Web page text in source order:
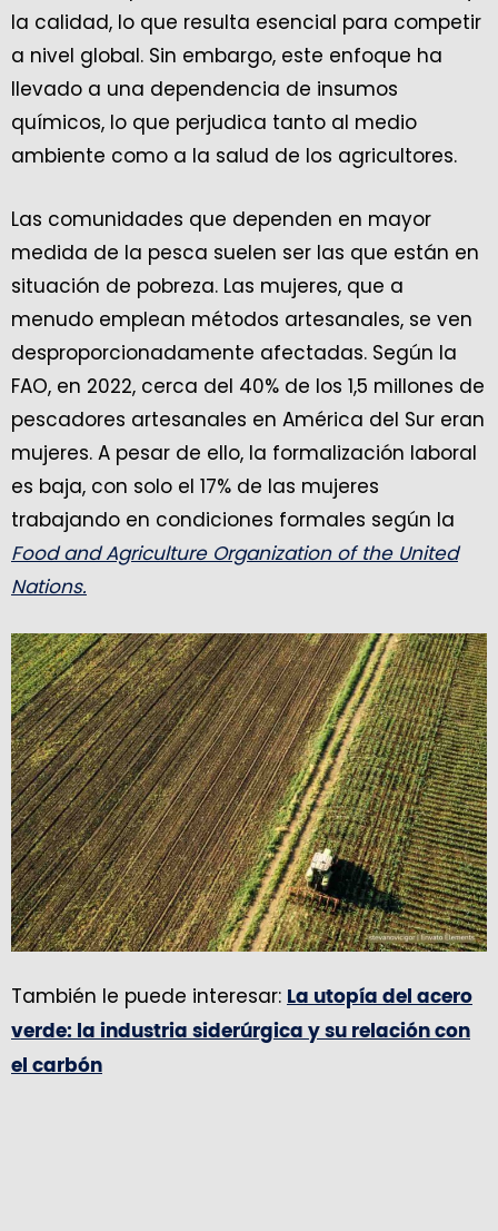
la calidad, lo que resulta esencial para competir
a nivel global. Sin embargo, este enfoque ha
llevado a una dependencia de insumos
químicos, lo que perjudica tanto al medio
ambiente como a la salud de los agricultores.
Las comunidades que dependen en mayor
medida de la pesca suelen ser las que están en
situación de pobreza. Las mujeres, que a
menudo emplean métodos artesanales, se ven
desproporcionadamente afectadas. Según la
FAO, en 2022, cerca del 40% de los 1,5 millones de
pescadores artesanales en América del Sur eran
mujeres. A pesar de ello, la formalización laboral
es baja, con solo el 17% de las mujeres
trabajando en condiciones formales según la
Food and Agriculture Organization of the United
Nations.
También le puede interesar: La utopía del acero
verde: la industria siderúrgica y su relación con
el carbón